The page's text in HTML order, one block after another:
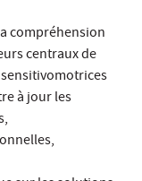
compréhension
centraux de
à jour les